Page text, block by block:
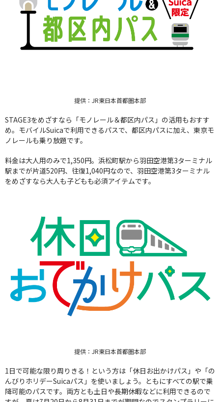
提供：JR東日本首都圏本部
STAGE3をめざすなら「モノレール＆都区内パス」の活用もおすす
め。モバイルSuicaで利用できるパスで、都区内パスに加え、東京モ
ノレールも乗り放題です。
料金は大人用のみで1,350円。浜松町駅から羽田空港第3ターミナル
駅までが片道520円、往復1,040円なので、羽田空港第3ターミナル
をめざすなら大人も子どもも必須アイテムです。
提供：JR東日本首都圏本部
1日で可能な限り周りきる！という方は「休日お出かけパス」や「の
んびりホリデーSuicaパス」を使いましょう。ともにすべての駅で乗
降可能のパスです。両方とも土日や長期休暇などに利用できるので